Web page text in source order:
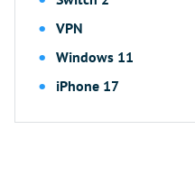
VPN
Windows 11
iPhone 17